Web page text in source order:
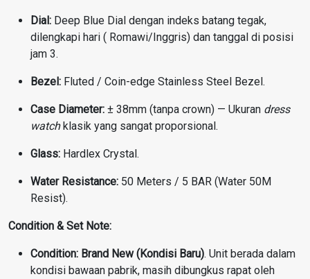
Dial: Deep Blue Dial dengan indeks batang tegak,
dilengkapi hari ( Romawi/Inggris) dan tanggal di posisi
jam 3.
Bezel: Fluted / Coin-edge Stainless Steel Bezel.
Case Diameter: ± 38mm (tanpa crown) — Ukuran dress
watchklasik yang sangat proporsional.
Glass: Hardlex Crystal.
Water Resistance: 50 Meters / 5 BAR (Water 50M
Resist).
Condition & Set Note:
Condition: Brand New (Kondisi Baru). Unit berada dalam
kondisi bawaan pabrik, masih dibungkus rapat oleh